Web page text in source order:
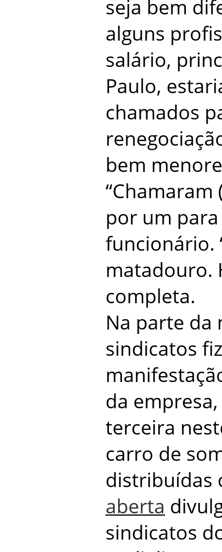
seja bem
alguns
salário,
Paulo,
chamados
bem
por um
funcionário.
matadouro.
completa.
Na parte da
sindicatos
da
terceira
carro de
distribuídas
aberta
sindicatos